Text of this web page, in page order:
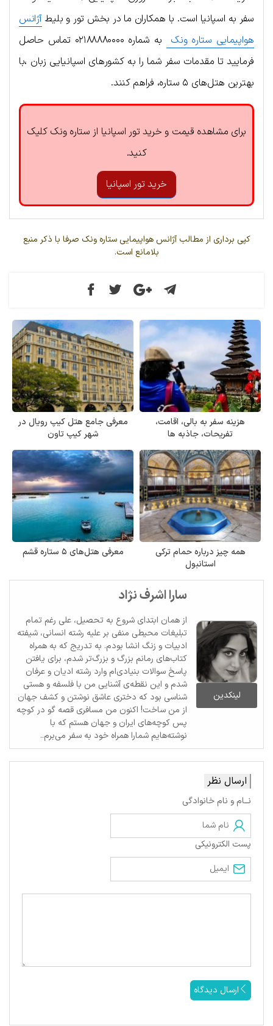
سفر به اسپانیا است. با همکاران ما در بخش تور و بلیطآژانس
هواپیمایی ستاره ونک
به شماره ۰۲۱۸۸۸۸۰۰۰۰ تماس حاصل
فرمایید تا مقدمات سفر شما را به کشورهای اسپانیایی زبان ،با
بهترین هتل‌های ۵ ستاره، فراهم کنند.
برای مشاهده قیمت و خرید تور اسپانیا از ستاره ونک کلیک
کنید.
خرید تور اسپانیا
کپی برداری از مطالب آژانس هواپیمایی ستاره ونک صرفا با ذکر منبع
بلامانع است.
هزینه سفر به بالی، اقامت،
تفریحات، جاذبه ها
معرفی جامع هتل کیپ رویال در
شهر کیپ تاون
همه‌ چیز درباره حمام ترکی
استانبول
معرفی هتل‌های ۵ ستاره قشم
لینکدین
سارا اشرف نژاد
از همان ابتدای شروع به تحصیل، علی رغم تمام
تبلیغات محیطی منفی بر علیه رشته انسانی، شیفته
ادبیات و زنگ انشا بودم. به تدریج که به همراه
کتاب‌های رمانم بزرگ‌ و بزرگ‌تر شدم، برای یافتن
پاسخ سوالات بنیادی‌ام وارد رشته ادیان و عرفان
شدم و این نقطه‌ی آشنایی من با فلسفه و هستی
شناسی بود که دختری عاشق نوشتن و کشف جهان
از من ساخت! اکنون من مسافری قصه گو در کوچه
پس کوچه‌های ایران و جهان هستم که با
نوشته‌هایم شمارا همراه خود به سفر می‌برم..
ارسال نظر
نــام و نام خانوادگی
پست الکترونیکی
ارسال دیدگاه